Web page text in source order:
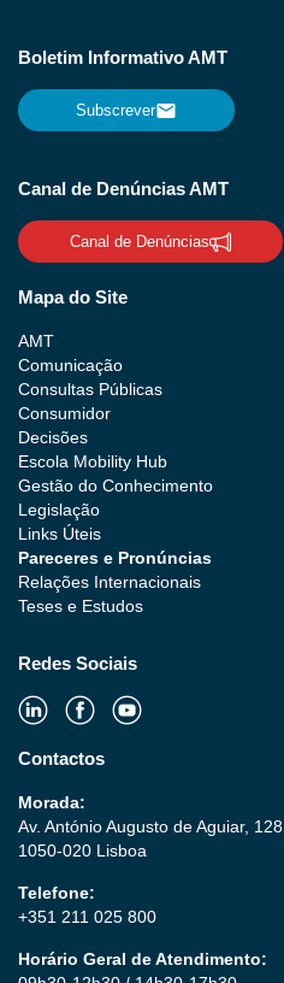
Boletim Informativo AMT
Subscrever
Canal de Denúncias AMT
Canal de Denúncias
Mapa do Site
AMT
Comunicação
Consultas Públicas
Consumidor
Decisões
Escola Mobility Hub
Gestão do Conhecimento
Legislação
Links Úteis
Pareceres e Pronúncias
Relações Internacionais
Teses e Estudos
Redes Sociais
Contactos
Morada:
Av. António Augusto de Aguiar, 128
1050-020 Lisboa
Telefone:
+351 211 025 800
Horário Geral de Atendimento: